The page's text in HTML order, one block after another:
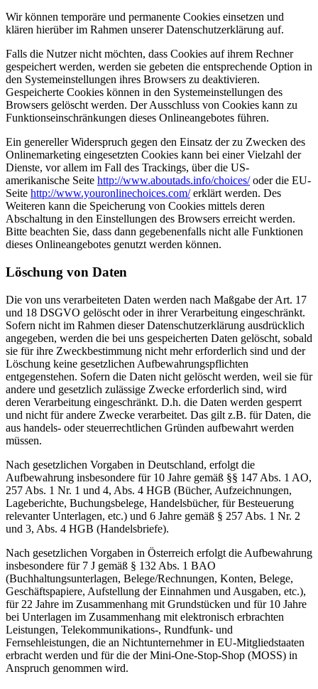
Wir können temporäre und permanente Cookies einsetzen und
klären hierüber im Rahmen unserer Datenschutzerklärung auf.
Falls die Nutzer nicht möchten, dass Cookies auf ihrem Rechner
gespeichert werden, werden sie gebeten die entsprechende Option in
den Systemeinstellungen ihres Browsers zu deaktivieren.
Gespeicherte Cookies können in den Systemeinstellungen des
Browsers gelöscht werden. Der Ausschluss von Cookies kann zu
Funktionseinschränkungen dieses Onlineangebotes führen.
Ein genereller Widerspruch gegen den Einsatz der zu Zwecken des
Onlinemarketing eingesetzten Cookies kann bei einer Vielzahl der
Dienste, vor allem im Fall des Trackings, über die US-
amerikanische Seite http://www.aboutads.info/choices/oder die EU-
Seite http://www.youronlinechoices.com/erklärt werden. Des
Weiteren kann die Speicherung von Cookies mittels deren
Abschaltung in den Einstellungen des Browsers erreicht werden.
Bitte beachten Sie, dass dann gegebenenfalls nicht alle Funktionen
dieses Onlineangebotes genutzt werden können.
Löschung von Daten
Die von uns verarbeiteten Daten werden nach Maßgabe der Art. 17
und 18 DSGVO gelöscht oder in ihrer Verarbeitung eingeschränkt.
Sofern nicht im Rahmen dieser Datenschutzerklärung ausdrücklich
angegeben, werden die bei uns gespeicherten Daten gelöscht, sobald
sie für ihre Zweckbestimmung nicht mehr erforderlich sind und der
Löschung keine gesetzlichen Aufbewahrungspflichten
entgegenstehen. Sofern die Daten nicht gelöscht werden, weil sie für
andere und gesetzlich zulässige Zwecke erforderlich sind, wird
deren Verarbeitung eingeschränkt. D.h. die Daten werden gesperrt
und nicht für andere Zwecke verarbeitet. Das gilt z.B. für Daten, die
aus handels- oder steuerrechtlichen Gründen aufbewahrt werden
müssen.
Nach gesetzlichen Vorgaben in Deutschland, erfolgt die
Aufbewahrung insbesondere für 10 Jahre gemäß §§ 147 Abs. 1 AO,
257 Abs. 1 Nr. 1 und 4, Abs. 4 HGB (Bücher, Aufzeichnungen,
Lageberichte, Buchungsbelege, Handelsbücher, für Besteuerung
relevanter Unterlagen, etc.) und 6 Jahre gemäß § 257 Abs. 1 Nr. 2
und 3, Abs. 4 HGB (Handelsbriefe).
Nach gesetzlichen Vorgaben in Österreich erfolgt die Aufbewahrung
insbesondere für 7 J gemäß § 132 Abs. 1 BAO
(Buchhaltungsunterlagen, Belege/Rechnungen, Konten, Belege,
Geschäftspapiere, Aufstellung der Einnahmen und Ausgaben, etc.),
für 22 Jahre im Zusammenhang mit Grundstücken und für 10 Jahre
bei Unterlagen im Zusammenhang mit elektronisch erbrachten
Leistungen, Telekommunikations-, Rundfunk- und
Fernsehleistungen, die an Nichtunternehmer in EU-Mitgliedstaaten
erbracht werden und für die der Mini-One-Stop-Shop (MOSS) in
Anspruch genommen wird.